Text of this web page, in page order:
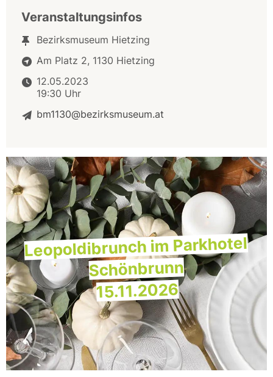
Veranstaltungsinfos
Bezirksmuseum Hietzing
Am Platz 2, 1130 Hietzing
12.05.2023
19:30 Uhr
bm1130@bezirksmuseum.at
Leopoldibrunch im Parkhotel
Schönbrunn
15.11.2026